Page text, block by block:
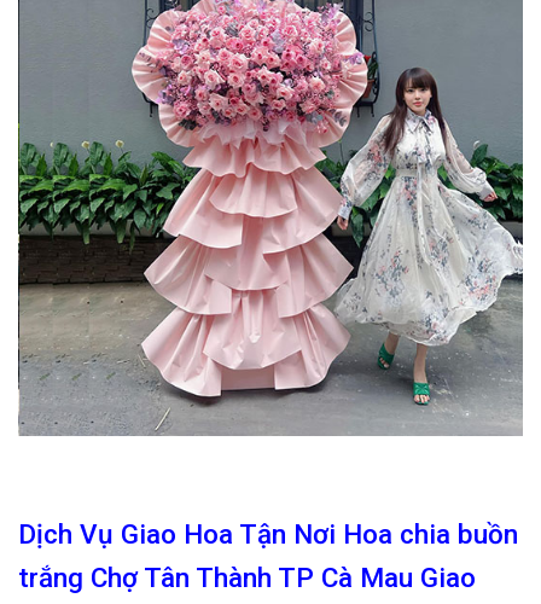
Dịch Vụ Giao Hoa Tận Nơi Hoa chia buồn
trắng Chợ Tân Thành TP Cà Mau Giao